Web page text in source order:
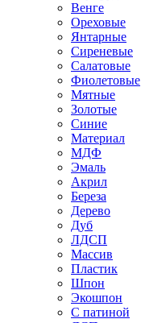
Венге
Ореховые
Янтарные
Сиреневые
Салатовые
Фиолетовые
Мятные
Золотые
Синие
Материал
МДФ
Эмаль
Акрил
Береза
Дерево
Дуб
ЛДСП
Массив
Пластик
Шпон
Экошпон
С патиной